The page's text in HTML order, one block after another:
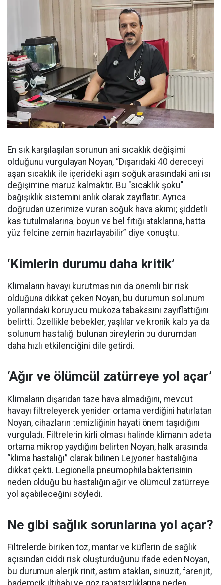
En sık karşılaşılan sorunun ani sıcaklık değişimi
olduğunu vurgulayan Noyan, “Dışarıdaki 40 dereceyi
aşan sıcaklık ile içerideki aşırı soğuk arasındaki ani ısı
değişimine maruz kalmaktır. Bu "sıcaklık şoku"
bağışıklık sistemini anlık olarak zayıflatır. Ayrıca
doğrudan üzerimize vuran soğuk hava akımı; şiddetli
kas tutulmalarına, boyun ve bel fıtığı ataklarına, hatta
yüz felcine zemin hazırlayabilir” diye konuştu.
‘Kimlerin durumu daha kritik’
Klimaların havayı kurutmasının da önemli bir risk
olduğuna dikkat çeken Noyan, bu durumun solunum
yollarındaki koruyucu mukoza tabakasını zayıflattığını
belirtti. Özellikle bebekler, yaşlılar ve kronik kalp ya da
solunum hastalığı bulunan bireylerin bu durumdan
daha hızlı etkilendiğini dile getirdi.
‘Ağır ve ölümcül zatürreye yol açar’
Klimaların dışarıdan taze hava almadığını, mevcut
havayı filtreleyerek yeniden ortama verdiğini hatırlatan
Noyan, cihazların temizliğinin hayati önem taşıdığını
vurguladı. Filtrelerin kirli olması halinde klimanın adeta
ortama mikrop yaydığını belirten Noyan, halk arasında
“klima hastalığı” olarak bilinen Lejyoner hastalığına
dikkat çekti. Legionella pneumophila bakterisinin
neden olduğu bu hastalığın ağır ve ölümcül zatürreye
yol açabileceğini söyledi.
Ne gibi sağlık sorunlarına yol açar?
Filtrelerde biriken toz, mantar ve küflerin de sağlık
açısından ciddi risk oluşturduğunu ifade eden Noyan,
bu durumun alerjik rinit, astım atakları, sinüzit, farenjit,
bademcik iltihabı ve göz rahatsızlıklarına neden